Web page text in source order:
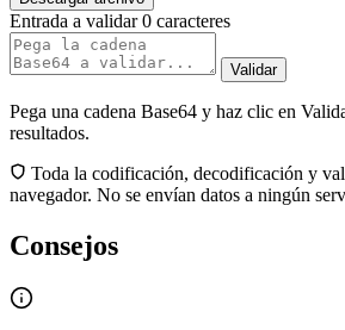
Entrada a validar 0 caracteres
Validar
Pega una cadena Base64 y haz clic en
resultados.
Toda la codificación, decodificación y
navegador. No se envían datos a ningún
Consejos